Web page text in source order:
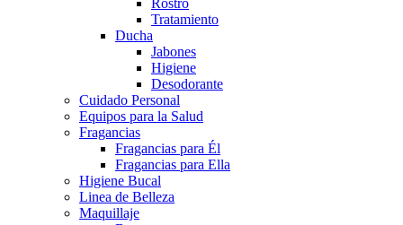
Rostro
Tratamiento
Ducha
Jabones
Higiene
Desodorante
Cuidado Personal
Equipos para la Salud
Fragancias
Fragancias para Él
Fragancias para Ella
Higiene Bucal
Linea de Belleza
Maquillaje